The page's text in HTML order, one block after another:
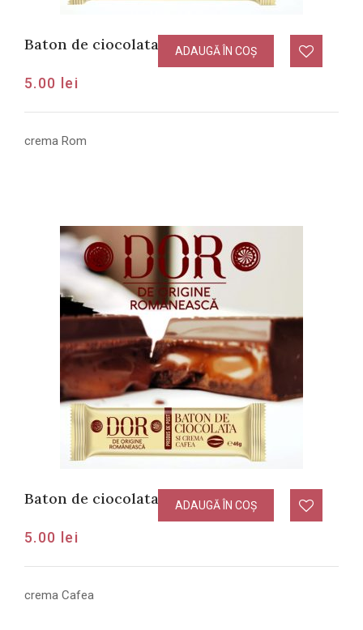
Baton de ciocolata cu crema Rom
5.00 lei
ADAUGĂ ÎN COȘ
crema Rom
Baton de ciocolata cu crema Cafea
5.00 lei
ADAUGĂ ÎN COȘ
crema Cafea